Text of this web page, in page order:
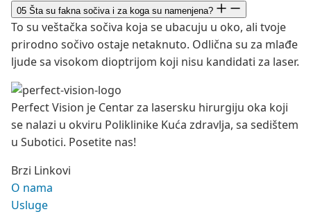
05 Šta su fakna sočiva i za koga su namenjena?
To su veštačka sočiva koja se ubacuju u oko, ali tvoje
prirodno sočivo ostaje netaknuto. Odlična su za mlađe
ljude sa visokom dioptrijom koji nisu kandidati za laser.
Perfect Vision je Centar za lasersku hirurgiju oka koji
se nalazi u okviru Poliklinike Kuća zdravlja, sa sedištem
u Subotici. Posetite nas!
Brzi Linkovi
O nama
Usluge